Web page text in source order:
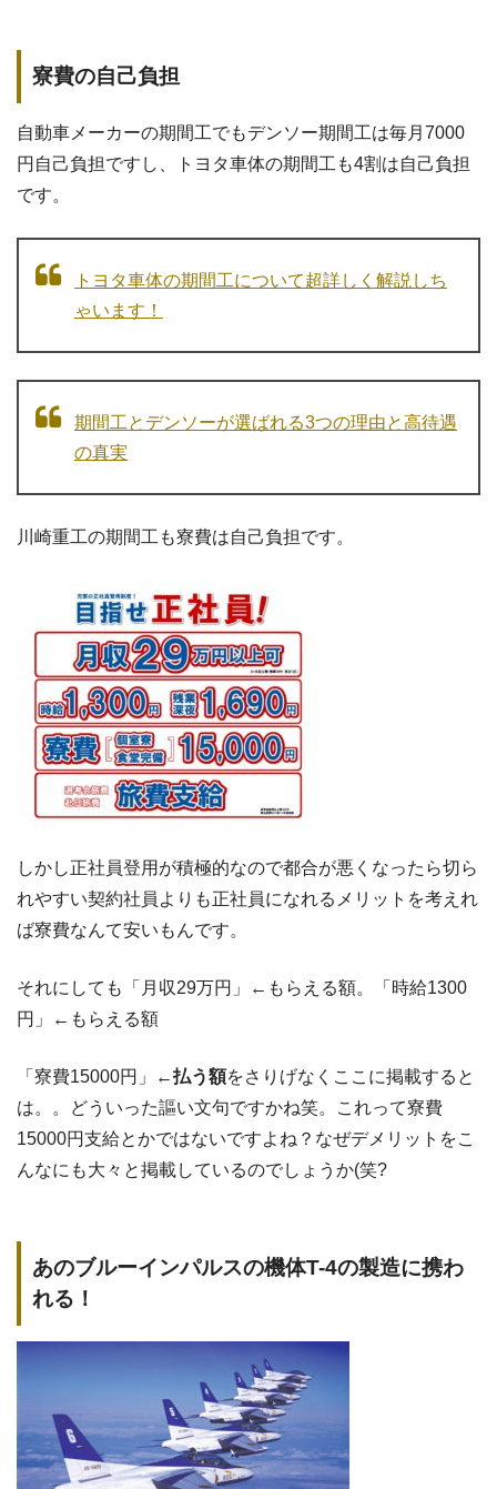
寮費の自己負担
自動車メーカーの期間工でもデンソー期間工は毎月7000
円自己負担ですし、トヨタ車体の期間工も4割は自己負担
です。
トヨタ車体の期間工について超詳しく解説しち
ゃいます！
期間工とデンソーが選ばれる3つの理由と高待遇
の真実
川崎重工の期間工も寮費は自己負担です。
しかし正社員登用が積極的なので都合が悪くなったら切ら
れやすい契約社員よりも正社員になれるメリットを考えれ
ば寮費なんて安いもんです。
それにしても「月収29万円」←もらえる額。「時給1300
円」←もらえる額
「寮費15000円」 ←払う額をさりげなくここに掲載すると
は。。どういった謳い文句ですかね笑。これって寮費
15000円支給とかではないですよね？なぜデメリットをこ
んなにも大々と掲載しているのでしょうか(笑?
あのブルーインパルスの機体T-4の製造に携わ
れる！